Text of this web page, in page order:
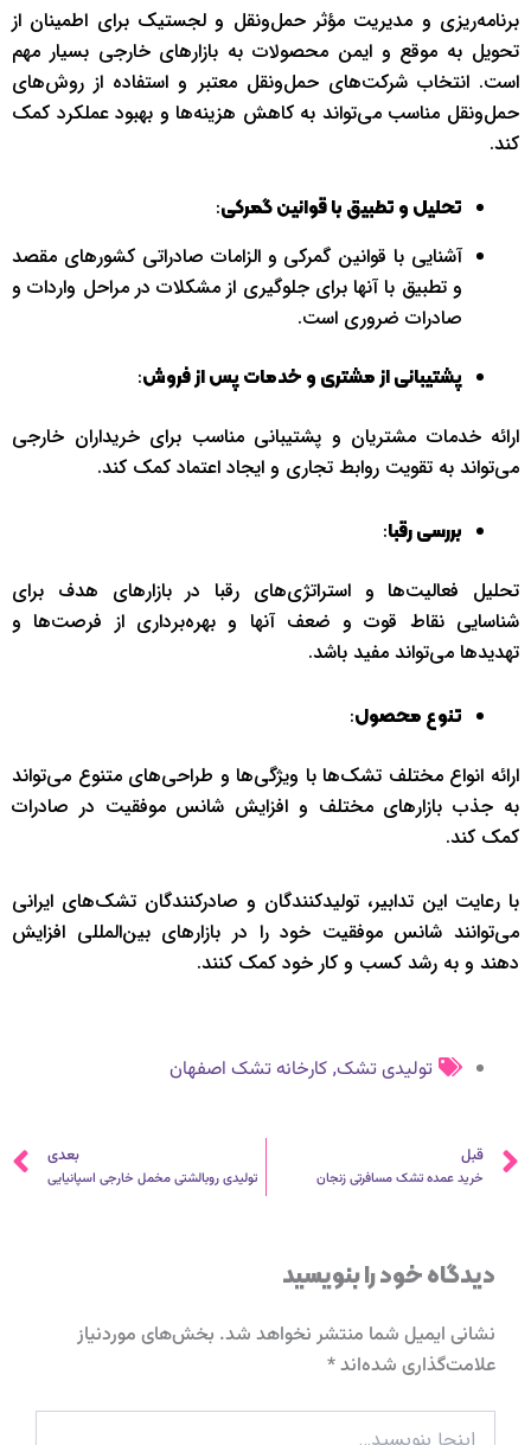
برنامه‌ریزی و مدیریت مؤثر حمل‌ونقل و لجستیک برای اطمینان از
تحویل به موقع و ایمن محصولات به بازارهای خارجی بسیار مهم
است. انتخاب شرکت‌های حمل‌ونقل معتبر و استفاده از روش‌های
حمل‌ونقل مناسب می‌تواند به کاهش هزینه‌ها و بهبود عملکرد کمک
کند.
تحلیل و تطبیق با قوانین گمرکی:
آشنایی با قوانین گمرکی و الزامات صادراتی کشورهای مقصد
و تطبیق با آنها برای جلوگیری از مشکلات در مراحل واردات و
صادرات ضروری است.
پشتیبانی از مشتری و خدمات پس از فروش:
ارائه خدمات مشتریان و پشتیبانی مناسب برای خریداران خارجی
می‌تواند به تقویت روابط تجاری و ایجاد اعتماد کمک کند.
بررسی رقبا:
تحلیل فعالیت‌ها و استراتژی‌های رقبا در بازارهای هدف برای
شناسایی نقاط قوت و ضعف آنها و بهره‌برداری از فرصت‌ها و
تهدیدها می‌تواند مفید باشد.
تنوع محصول:
ارائه انواع مختلف تشک‌ها با ویژگی‌ها و طراحی‌های متنوع می‌تواند
به جذب بازارهای مختلف و افزایش شانس موفقیت در صادرات
کمک کند.
با رعایت این تدابیر، تولیدکنندگان و صادرکنندگان تشک‌های ایرانی
می‌توانند شانس موفقیت خود را در بازارهای بین‌المللی افزایش
دهند و به رشد کسب و کار خود کمک کنند.
تولیدی تشک, کارخانه تشک اصفهان
قبلی
قبل
خرید عمده تشک مسافرتی زنجان
بعدی
تولیدی روبالشتی مخمل خارجی اسپانیایی
دیدگاه‌ خود را بنویسید
نشانی ایمیل شما منتشر نخواهد شد. بخش‌های موردنیاز
علامت‌گذاری شده‌اند*